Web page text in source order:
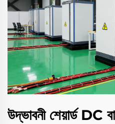
উদ্ভাবনী শেয়ার্ড DC